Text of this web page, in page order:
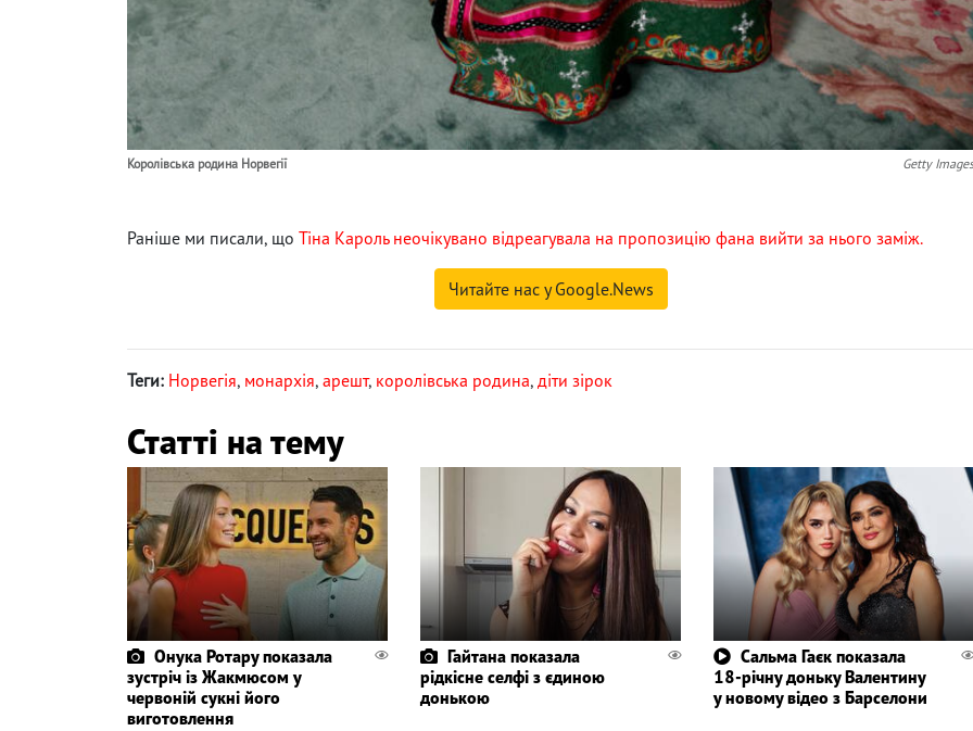
Королівська родина Норвегії Getty Images
Раніше ми писали, що Тіна Кароль неочікувано відреагувала на пропозицію фана вийти за нього заміж.
Читайте нас у Google.News
Теги: Норвегія, монархія, арешт, королівська родина, діти зірок
Статті на тему
Онука Ротару показала
зустріч із Жакмюсом у
червоній сукні його
виготовлення
Гайтана показала
рідкісне селфі з єдиною
донькою
Сальма Гаєк показала
18-річну доньку Валентину
у новому відео з Барселони